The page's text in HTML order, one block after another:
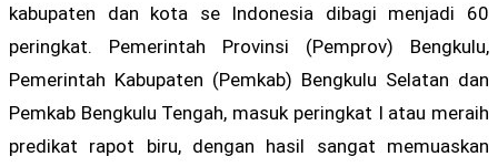
kabupaten dan kota se Indonesia dibagi menjadi 60
peringkat. Pemerintah Provinsi (Pemprov) Bengkulu,
Pemerintah Kabupaten (Pemkab) Bengkulu Selatan dan
Pemkab Bengkulu Tengah, masuk peringkat I atau meraih
predikat rapot biru, dengan hasil sangat memuaskan